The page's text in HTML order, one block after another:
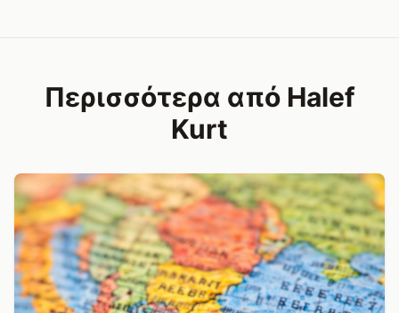
Περισσότερα από Halef
Kurt